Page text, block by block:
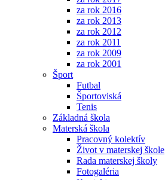
za rok 2016
za rok 2013
za rok 2012
za rok 2011
za rok 2009
za rok 2001
Šport
Futbal
Športoviská
Tenis
Základná škola
Materská škola
Pracovný kolektív
Život v materskej škole
Rada materskej školy
Fotogaléria